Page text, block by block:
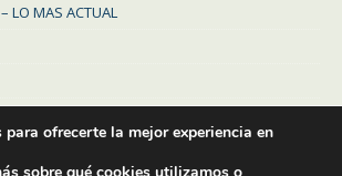
LO MAS ACTUAL
ofrecerte la mejor experiencia en